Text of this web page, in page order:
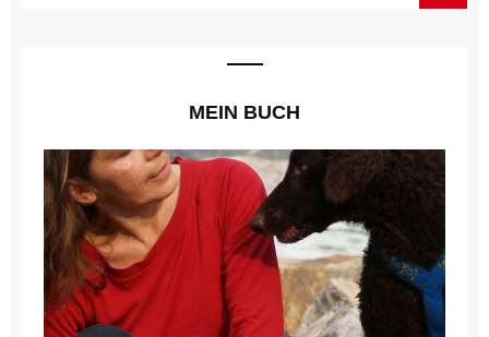
MEIN BUCH